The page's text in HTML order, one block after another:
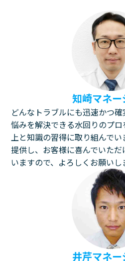
知崎マネー
どんなトラブルにも迅速かつ
悩みを解決できる水回りのプ
上と知識の習得に取り組んで
提供し、お客様に喜んでいた
いますので、よろしくお願いし
井芹マネー